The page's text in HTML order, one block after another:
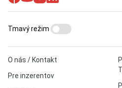
O nás / Kontakt
Pre inzerentov
Tmavý režim